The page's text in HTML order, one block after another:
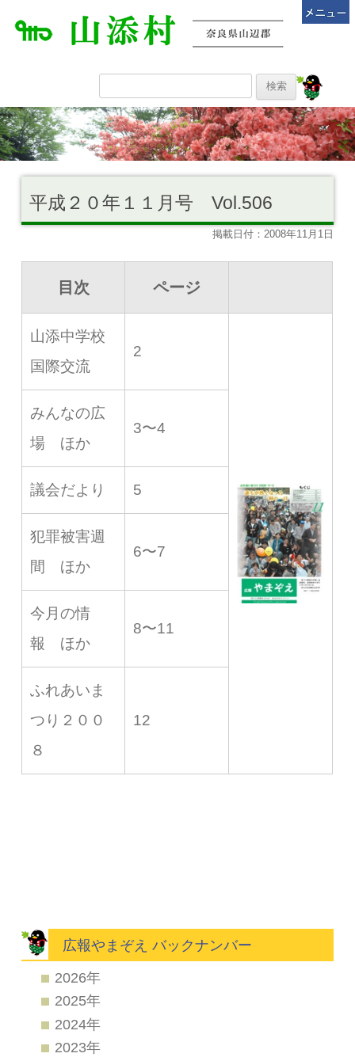
平成２０年１１月号 Vol.506
掲載日付：2008年11月1日
目次 ページ
山添中学校
国際交流
2
みんなの広
場 ほか
3〜4
議会だより 5
犯罪被害週
間 ほか
6〜7
今月の情
報 ほか
8〜11
ふれあいま
つり２００
８
12
広報やまぞえ バックナンバー
2026年
2025年
2024年
2023年